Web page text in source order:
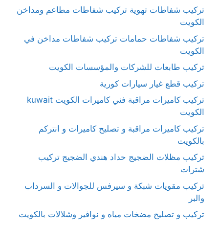
تركيب شفاطات تهوية تركيب شفاطات مطاعم ومداخن
الكويت
تركيب شفاطات حمامات تركيب شفاطات مداخن في
الكويت
تركيب طابعات للشركات والمؤسسات الكويت
تركيب قطع غيار سيارات كورية
تركيب كاميرات مراقبة فني كاميرات الكويت kuwait
الكويت
تركيب كاميرات مراقبة و تصليح كاميرات و انتركم
بالكويت
تركيب مظلات الضجيج حداد هندي الضجيج تركيب
شترات
تركيب مقويات شبكة و سيرفس للجوالات و السرداب
والبر
تركيب و تصليح مضخات مياه و نوافير وشلالات بالكويت